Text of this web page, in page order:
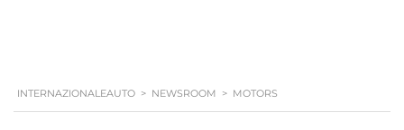
INTERNAZIONALEAUTO > NEWSROOM > MOTORS